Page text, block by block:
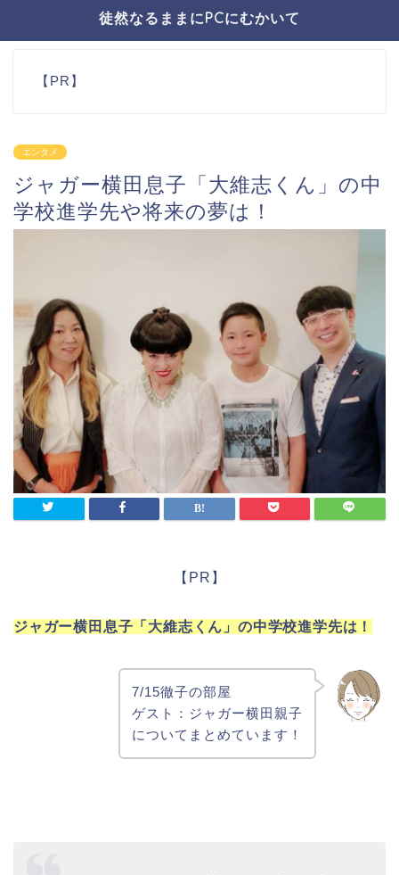
徒然なるままにPCにむかいて
【PR】
エンタメ
ジャガー横田息子「大維志くん」の中
学校進学先や将来の夢は！
【PR】
ジャガー横田息子「大維志くん」の中学校進学先は！
7/15徹子の部屋
ゲスト：ジャガー横田親子
についてまとめています！